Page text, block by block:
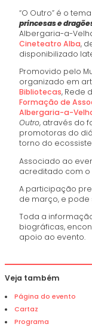
“O Outro” é o
princesas e
Albergaria-a-
Cineteatro Alba,
disponibilizado
Promovido pelo
organizado em
Bibliotecas, Rede
Formação de
Albergaria-a-
Outro, através do
promotoras do
torno do
Associado ao
acreditado com o
A participação
de março, e
Toda a
biográficas,
apoio ao evento.
Veja também
Página do evento
Cartaz
Programa